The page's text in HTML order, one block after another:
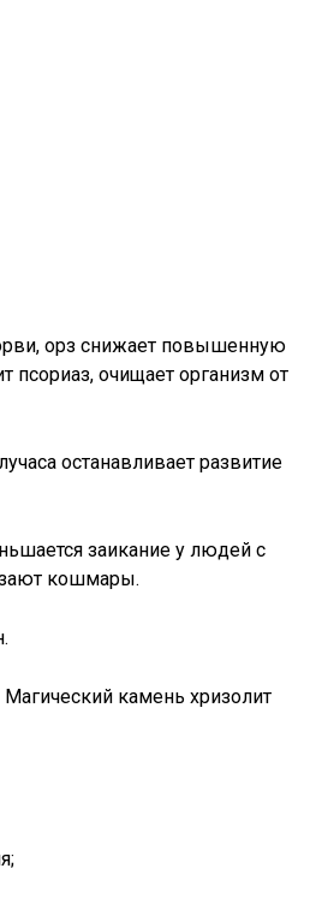
орз снижает повышенную
псориаз, очищает организм от
останавливает развитие
заикание у людей с
кошмары.
камень хризолит